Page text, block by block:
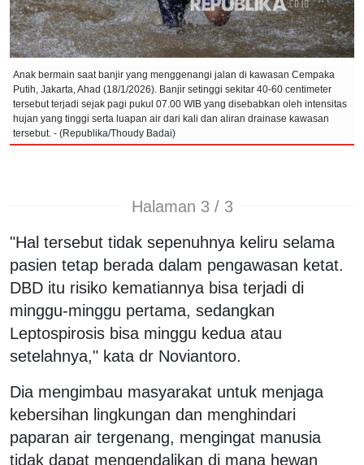
Anak bermain saat banjir yang menggenangi jalan di kawasan Cempaka
Putih, Jakarta, Ahad (18/1/2026). Banjir setinggi sekitar 40-60 centimeter
tersebut terjadi sejak pagi pukul 07.00 WIB yang disebabkan oleh intensitas
hujan yang tinggi serta luapan air dari kali dan aliran drainase kawasan
tersebut. - (Republika/Thoudy Badai)
Halaman 3 / 3
"Hal tersebut tidak sepenuhnya keliru selama
pasien tetap berada dalam pengawasan ketat.
DBD itu risiko kematiannya bisa terjadi di
minggu-minggu pertama, sedangkan
Leptospirosis bisa minggu kedua atau
setelahnya," kata dr Noviantoro.
Dia mengimbau masyarakat untuk menjaga
kebersihan lingkungan dan menghindari
paparan air tergenang, mengingat manusia
tidak dapat mengendalikan di mana hewan